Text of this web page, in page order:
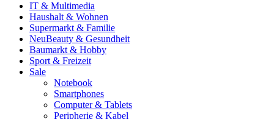
IT & Multimedia
Haushalt & Wohnen
Supermarkt & Familie
NeuBeauty & Gesundheit
Baumarkt & Hobby
Sport & Freizeit
Sale
Notebook
Smartphones
Computer & Tablets
Peripherie & Kabel